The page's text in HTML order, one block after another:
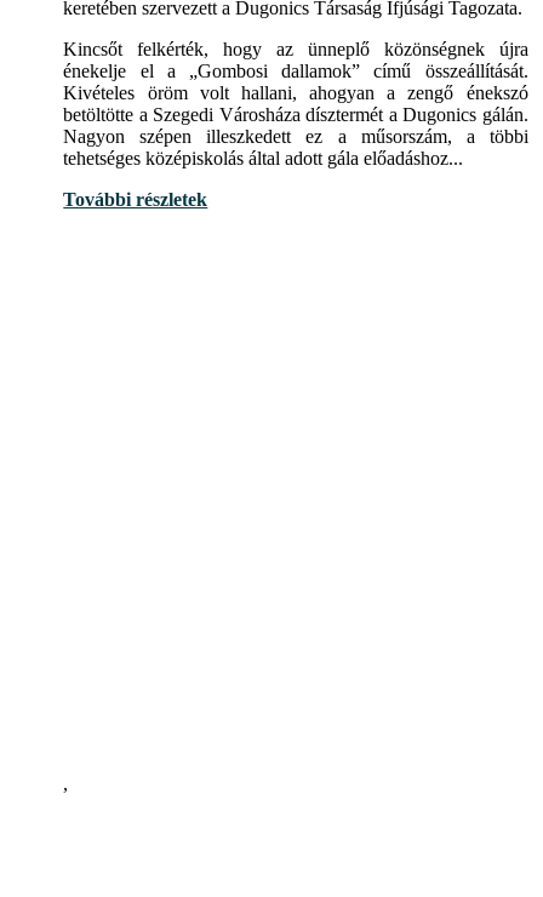
keretében szervezett a Dugonics Társaság Ifjúsági Tagozata.
Kincsőt felkérték, hogy az ünneplő közönségnek újra
énekelje el a „Gombosi dallamok” című összeállítását.
Kivételes öröm volt hallani, ahogyan a zengő énekszó
betöltötte a Szegedi Városháza dísztermét a Dugonics gálán.
Nagyon szépen illeszkedett ez a műsorszám, a többi
tehetséges középiskolás által adott gála előadáshoz...
További részletek
,